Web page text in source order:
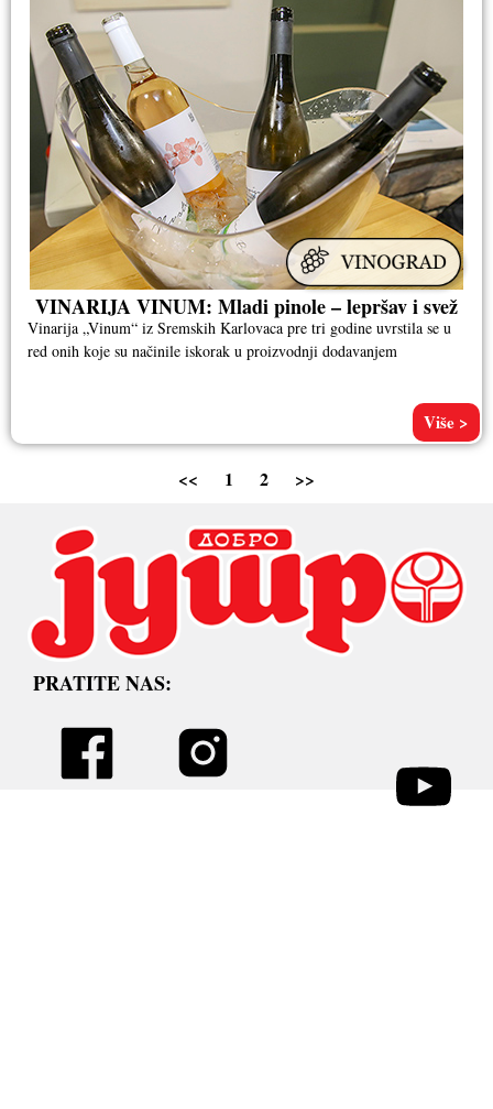
VINARIJA VINUM: Mladi pinole – lepršav i svež
Vinarija „Vinum“ iz Sremskih Karlovaca pre tri godine uvrstila se u
red onih koje su načinile iskorak u proizvodnji dodavanjem
Više >
<< 1 2 >>
PRATITE NAS: